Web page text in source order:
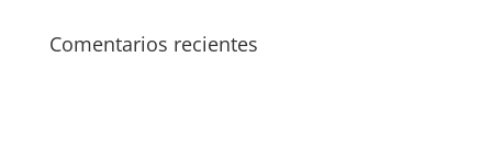
Comentarios recientes